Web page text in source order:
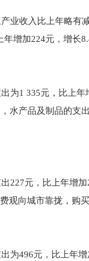
业收入比上年略有
增加224元，增长
为1 335元，比上年
水产品及制品的支
227元，比上年增
观向城市靠拢，购
为496元，比上年